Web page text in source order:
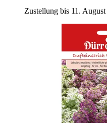
Zustellung bis 11. August